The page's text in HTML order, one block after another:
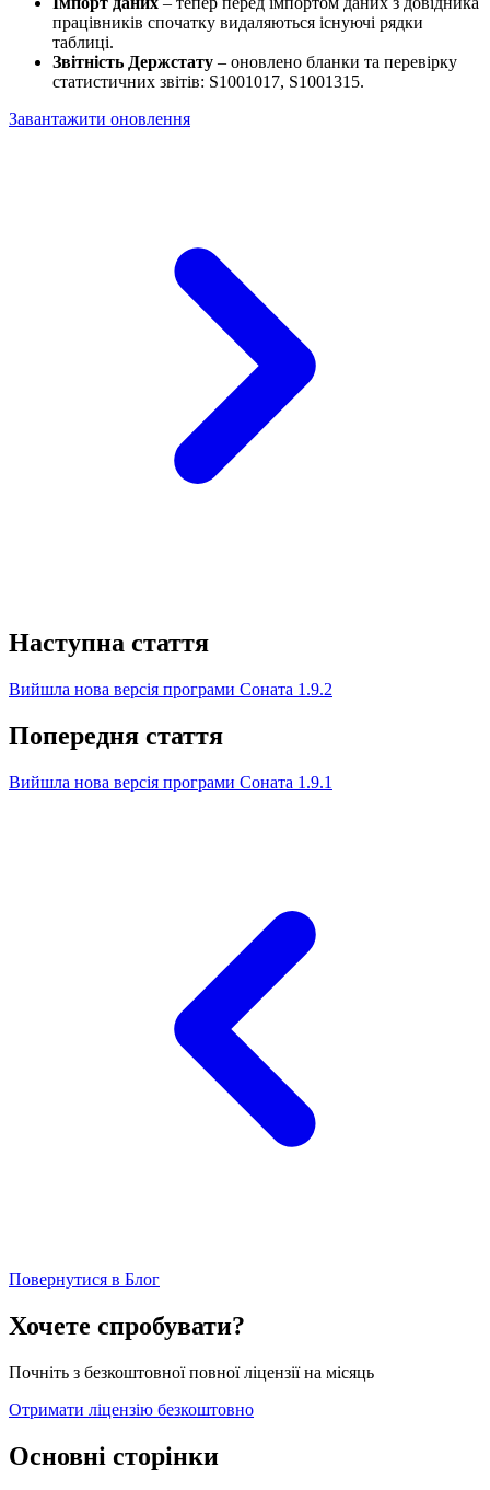
працівників спочатку видаляються існуючі рядки
таблиці.
Звітність Держстату – оновлено бланки та перевірку
статистичних звітів: S1001017, S1001315.
Завантажити оновлення
Наступна стаття
Вийшла нова версія програми Соната 1.9.2
Попередня стаття
Вийшла нова версія програми Соната 1.9.1
Повернутися в Блог
Хочете спробувати?
Почніть з безкоштовної повної ліцензії на місяць
Отримати ліцензію безкоштовно
Основні сторінки